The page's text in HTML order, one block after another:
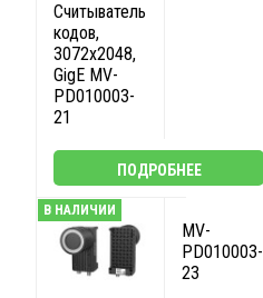
Считыватель
кодов,
3072x2048,
GigE MV-
PD010003-
21
ПОДРОБНЕЕ
В НАЛИЧИИ
MV-
PD010003-
23